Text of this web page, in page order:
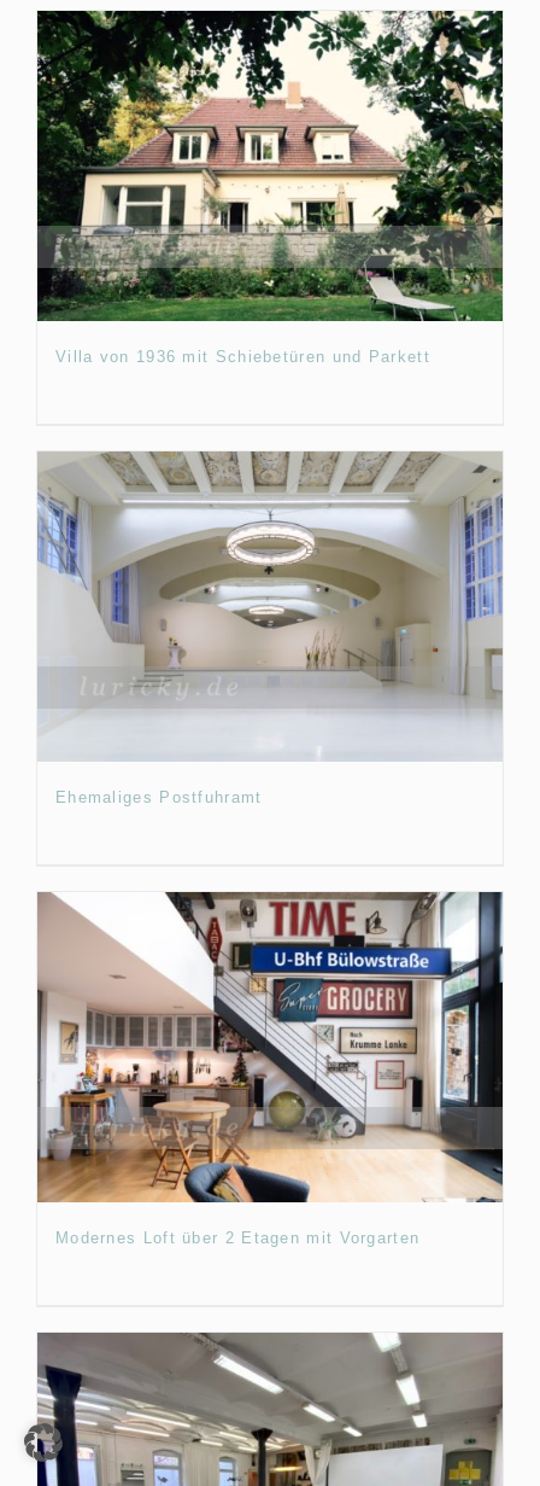
Villa von 1936 mit Schiebetüren und Parkett
Ehemaliges Postfuhramt
Modernes Loft über 2 Etagen mit Vorgarten